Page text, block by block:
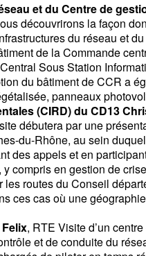
et du Centre de
découvrirons la façon
du réseau et
de la Commande
Sous Station
du bâtiment de CCR a
panneaux
(CIRD) du CD13
débutera par une
du-Rhône, au sein
des appels et en
y compris en gestion de
routes du Conseil
ces cas où une
, RTE Visite d’un
et de conduite du